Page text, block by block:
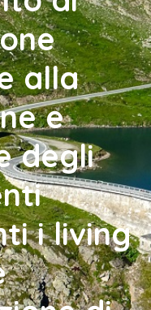
alla
e
degli
i living